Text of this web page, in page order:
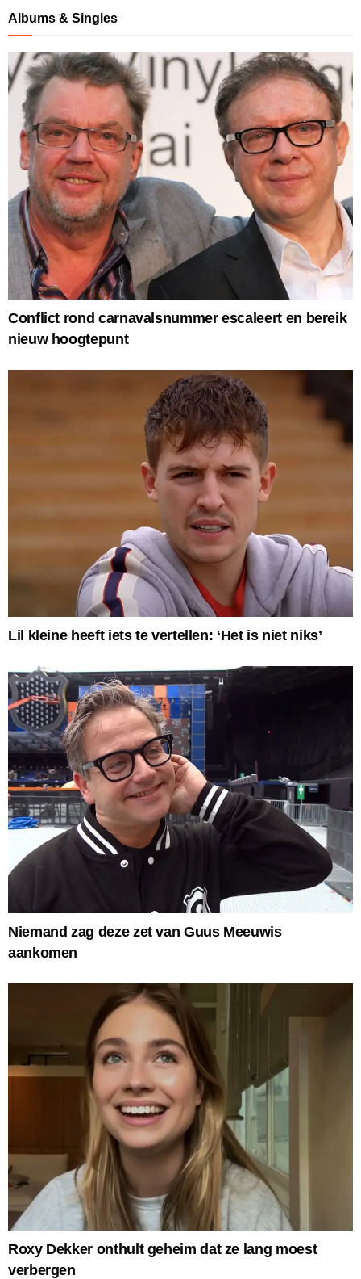
Albums & Singles
Conflict rond carnavalsnummer escaleert en bereik
nieuw hoogtepunt
Lil kleine heeft iets te vertellen: ‘Het is niet niks’
Niemand zag deze zet van Guus Meeuwis
aankomen
Roxy Dekker onthult geheim dat ze lang moest
verbergen